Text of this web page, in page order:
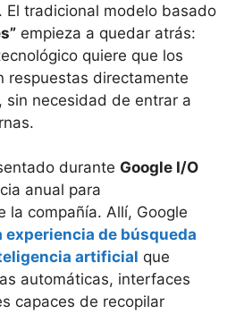
El tradicional modelo basado
empieza a quedar atrás:
quiere que los
respuestas directamente
, sin necesidad de entrar a
durante Google I/O
anual para
la compañía. Allí, Google
experiencia de búsqueda
artificial que
automáticas, interfaces
capaces de recopilar